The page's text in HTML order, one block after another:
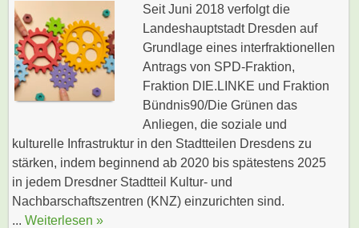
Seit Juni 2018 verfolgt die
Landeshauptstadt Dresden auf
Grundlage eines interfraktionellen
Antrags von SPD-Fraktion,
Fraktion DIE.LINKE und Fraktion
Bündnis90/Die Grünen das
Anliegen, die soziale und
kulturelle Infrastruktur in den Stadtteilen Dresdens zu
stärken, indem beginnend ab 2020 bis spätestens 2025
in jedem Dresdner Stadtteil Kultur- und
Nachbarschaftszentren (KNZ) einzurichten sind.
...Weiterlesen »